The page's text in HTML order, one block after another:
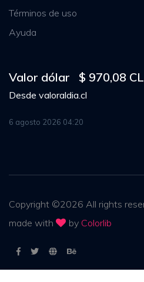
Términos de uso
Ayuda
Valor dólar $ 970,08
Desde valoraldia.cl
6 agosto 2026 04:20
Copyright ©2026 All rights
made with
by Colorlib